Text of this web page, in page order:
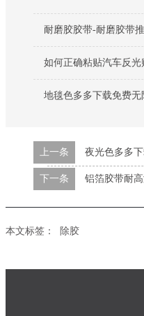
耐磨胶胶带-耐磨胶带
如何正确粘贴汽车反光
地毯色多多下载免费
上一条 夜光色多多
下一条 铝箔胶带耐
本文标签： 除胶